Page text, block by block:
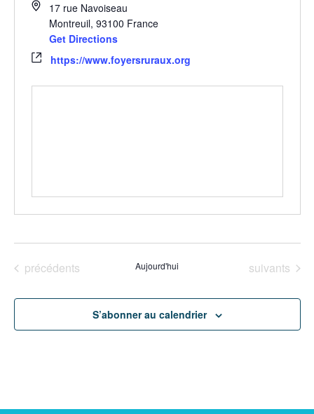
17 rue Navoiseau
Montreuil, 93100 France
Get Directions
https://www.foyersruraux.org
Évènements
précédents Aujourd'hui Évènements
suivants
S’abonner au calendrier